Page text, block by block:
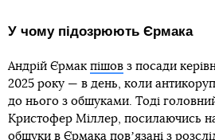
У чому підозрюють Єрмака
Андрій Єрмак пішов з посади
2025 року — в день, коли
до нього з обшуками. Тоді
Кристофер Міллер, посилаючись
обшуки в Єрмака повʼязані з